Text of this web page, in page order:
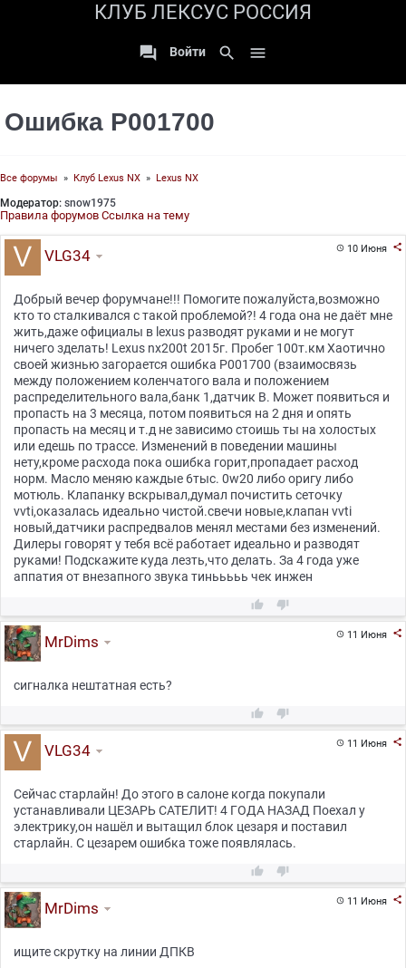
КЛУБ ЛЕКСУС РОССИЯ
 Войти search 
Ошибка Р001700
Все форумы » Клуб Lexus NX » Lexus NX
Модератор: snow1975
Правила форумов Ссылка на тему
10 Июня 
VLG34
Добрый вечер форумчане!!! Помогите пожалуйста,возможно
кто то сталкивался с такой проблемой?! 4 года она не даёт мне
жить,даже официалы в lexus разводят руками и не могут
ничего зделать! Lexus nx200t 2015г. Пробег 100т.км Хаотично
своей жизнью загорается ошибка Р001700 (взаимосвязь
между положением коленчатого вала и положением
распределительного вала,банк 1,датчик В. Может появиться и
пропасть на 3 месяца, потом появиться на 2 дня и опять
пропасть на месяц и т.д не зависимо стоишь ты на холостых
или едешь по трассе. Изменений в поведении машины
нету,кроме расхода пока ошибка горит,пропадает расход
норм. Масло меняю каждые 6тыс. 0w20 либо оригу либо
мотюль. Клапанку вскрывал,думал почистить сеточку
vvti,оказалась идеально чистой.свечи новые,клапан vvti
новый,датчики распредвалов менял местами без изменений.
Дилеры говорят у тебя всё работает идеально и разводят
руками! Подскажите куда лезть,что делать. За 4 года уже
аппатия от внезапного звука тинььььь чек инжен
 
11 Июня 
MrDims
сигналка нештатная есть?
 
11 Июня 
VLG34
Сейчас старлайн! До этого в салоне когда покупали
устанавливали ЦЕЗАРЬ САТЕЛИТ! 4 ГОДА НАЗАД Поехал у
электрику,он нашёл и вытащил блок цезаря и поставил
старлайн. С цезарем ошибка тоже появлялась.
 
11 Июня 
MrDims
ищите скрутку на линии ДПКВ